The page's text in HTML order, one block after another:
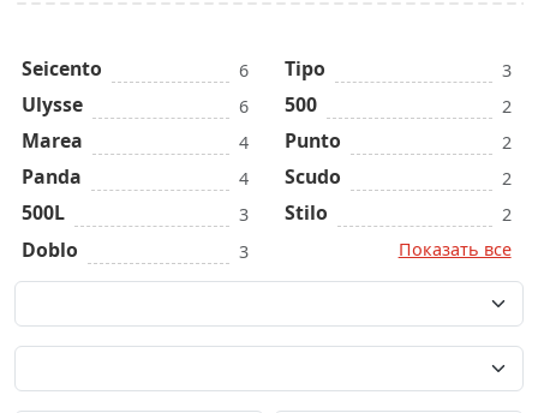
Seicento 6
Ulysse 6
Marea 4
Panda 4
500L 3
Doblo 3
Tipo 3
500 2
Punto 2
Scudo 2
Stilo
2
Показать все